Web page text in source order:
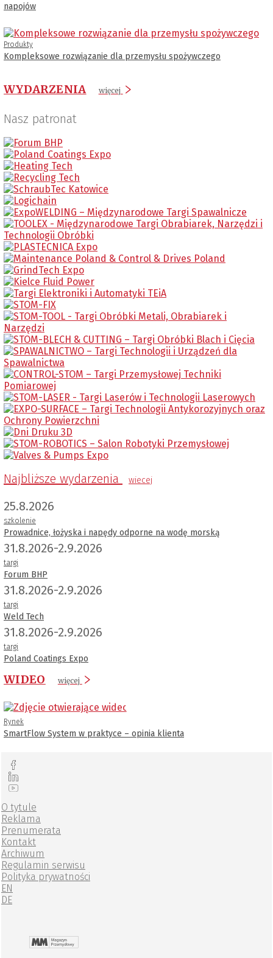
napojów
Produkty
Kompleksowe rozwiązanie dla przemysłu spożywczego
WYDARZENIA więcej
Nasz patronat
Najbliższe wydarzenia wiecej
25.8.2026
szkolenie
Prowadnice, łożyska i napędy odporne na wodę morską
31.8.2026-2.9.2026
targi
Forum BHP
31.8.2026-2.9.2026
targi
Weld Tech
31.8.2026-2.9.2026
targi
Poland Coatings Expo
WIDEO więcej
Rynek
SmartFlow System w praktyce – opinia klienta
O tytule
Reklama
Prenumerata
Kontakt
Archiwum
Regulamin serwisu
Polityka prywatności
EN
DE